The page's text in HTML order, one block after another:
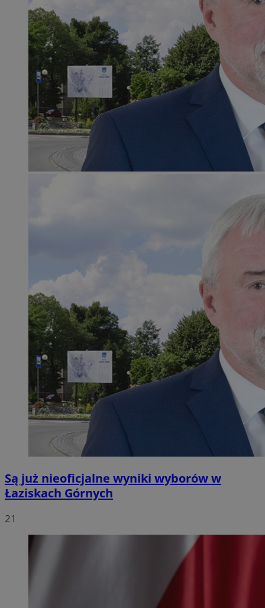
Są już nieoficjalne wyniki wyborów w
Łaziskach Górnych
21